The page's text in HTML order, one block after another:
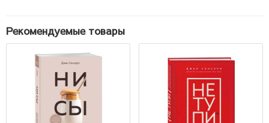
Рекомендуемые товары